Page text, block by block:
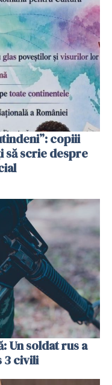
copiii
să scrie despre
Un soldat rus a
3 civili